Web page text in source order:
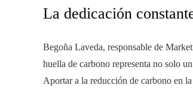
La dedicación
Begoña Laveda, responsable de
huella de carbono representa no solo
Aportar a la reducción de carbono en